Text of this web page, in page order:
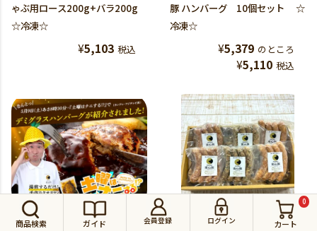
ゃぶ用ロース200g+バラ200g
☆冷凍☆
¥5,103 税込
豚 ハンバーグ 10個セット ☆
冷凍☆
¥5,379 のところ
¥5,110 税込
クール便 クール便
商品検索 ガイド 会員登録 ログイン カート
0